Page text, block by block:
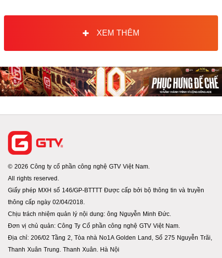
XEM THÊM
© 2026 Công ty cổ phần công nghệ GTV Việt Nam.
All rights reserved.
Giấy phép MXH số 146/GP-BTTTT Được cấp bởi bộ thông tin và truyền
thông cấp ngày 02/04/2018.
Chịu trách nhiệm quản lý nội dung: ông Nguyễn Minh Đức.
Đơn vị chủ quản: Công Ty Cổ phần công nghệ GTV Việt Nam.
Địa chỉ: 206/02 Tầng 2, Tòa nhà No1A Golden Land, Số 275 Nguyễn Trãi,
Thanh Xuân Trung. Thanh Xuân. Hà Nội